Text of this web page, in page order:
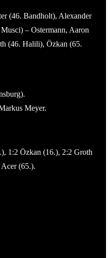
(46. Bandholt), Alexander
– Ostermann, Aaron
(46. Halili), Özkan (65.
Meyer.
1:2 Özkan (16.), 2:2 Groth
(65.).